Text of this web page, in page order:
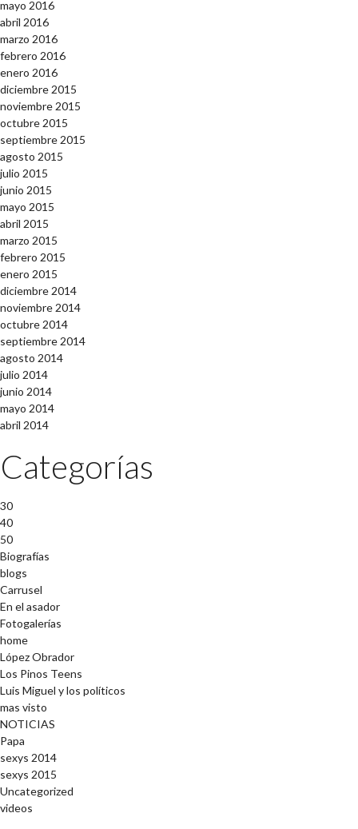
mayo 2016
abril 2016
marzo 2016
febrero 2016
enero 2016
diciembre 2015
noviembre 2015
octubre 2015
septiembre 2015
agosto 2015
julio 2015
junio 2015
mayo 2015
abril 2015
marzo 2015
febrero 2015
enero 2015
diciembre 2014
noviembre 2014
octubre 2014
septiembre 2014
agosto 2014
julio 2014
junio 2014
mayo 2014
abril 2014
Categorías
30
40
50
Biografías
blogs
Carrusel
En el asador
Fotogalerías
home
López Obrador
Los Pinos Teens
Luis Miguel y los políticos
mas visto
NOTICIAS
Papa
sexys 2014
sexys 2015
Uncategorized
videos